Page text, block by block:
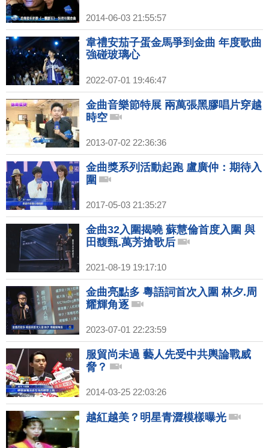
2014-06-03 21:55:57
韋禮安茄子蛋金馬爭到金曲 年度歌曲
強碰玻璃心
2022-07-01 19:46:47
金曲音樂節特展 兩萬張黑膠唱片穿越
時空
2013-07-02 22:36:36
金曲獎系列活動起跑 盧廣仲：期待入
圍
2017-05-03 21:35:27
金曲32入圍揭曉 蘇慧倫首度入圍 與
田馥甄.萬芳搶歌后
2021-08-19 19:17:10
金曲亮點多 粵語詞首次入圍 林夕.周
耀輝角逐
2023-07-01 22:23:59
服貿尚未過 藝人先受中共輿論戰威
脅？
2014-03-25 22:03:26
越紅越美？明星青澀模樣曝光